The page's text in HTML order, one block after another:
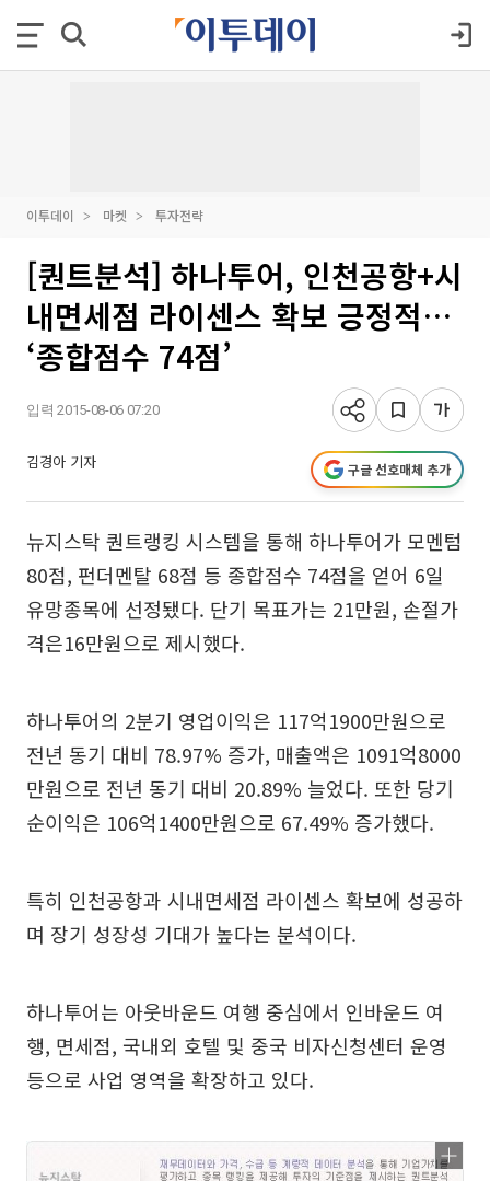
이투데이 마켓 투자전략
[퀀트분석] 하나투어, 인천공항+시
내면세점 라이센스 확보 긍정적…
‘종합점수 74점’
입력 2015-08-06 07:20
김경아 기자 구글 선호매체 추가
뉴지스탁 퀀트랭킹 시스템을 통해 하나투어가 모멘텀
80점, 펀더멘탈 68점 등 종합점수 74점을 얻어 6일
유망종목에 선정됐다. 단기 목표가는 21만원, 손절가
격은16만원으로 제시했다.
하나투어의 2분기 영업이익은 117억1900만원으로
전년 동기 대비 78.97% 증가, 매출액은 1091억8000
만원으로 전년 동기 대비 20.89% 늘었다. 또한 당기
순이익은 106억1400만원으로 67.49% 증가했다.
특히 인천공항과 시내면세점 라이센스 확보에 성공하
며 장기 성장성 기대가 높다는 분석이다.
하나투어는 아웃바운드 여행 중심에서 인바운드 여
행, 면세점, 국내외 호텔 및 중국 비자신청센터 운영
등으로 사업 영역을 확장하고 있다.